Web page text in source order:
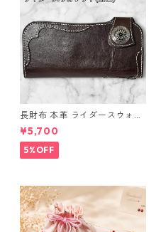
長財布 本革 ライダースウォレ
ット 国産 ヌメ革 ブラウン バ
ングラデシュ l175 レザー 革財
布 ハンドメイド 経年変化
¥5,700
5%OFF